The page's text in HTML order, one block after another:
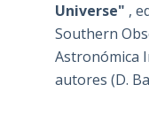
Universe" ,
Southern
Astronómica
autores (D.